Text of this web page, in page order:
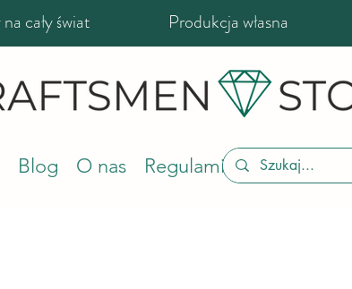
cały świat Produkcja własna
Blog O nas Regulamin sklepu